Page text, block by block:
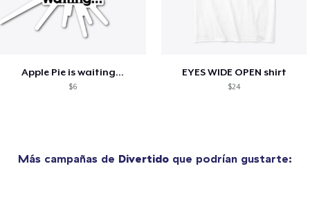
Apple Pie is waiting...
$6
EYES WIDE OPEN shirt
$24
Más campañas de Divertido que podrían gustarte: